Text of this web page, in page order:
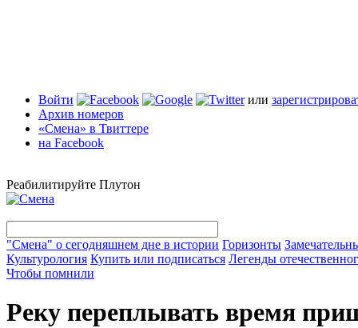
Войти или
Архив номеров
«Смена» в Твиттере
на Facebook
Реабилитируйте Плутон
"Смена" о сегодняшнем дне в истории Горизонты
Культурология Купить или подписаться Легенды
Чтобы помнили
Реку переплывать время